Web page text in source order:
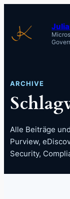
Inhalt
springen
ARCHIVE
Alle Beiträge
Purview,
Security,